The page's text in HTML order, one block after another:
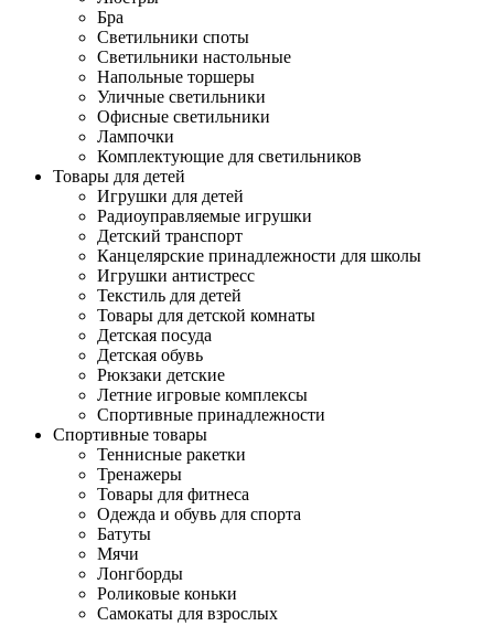
Бра
Светильники споты
Светильники настольные
Напольные торшеры
Уличные светильники
Офисные светильники
Лампочки
Комплектующие для светильников
Товары для детей
Игрушки для детей
Радиоуправляемые игрушки
Детский транспорт
Канцелярские принадлежности для школы
Игрушки антистресс
Текстиль для детей
Товары для детской комнаты
Детская посуда
Детская обувь
Рюкзаки детские
Летние игровые комплексы
Спортивные принадлежности
Спортивные товары
Теннисные ракетки
Тренажеры
Товары для фитнеса
Одежда и обувь для спорта
Батуты
Мячи
Лонгборды
Роликовые коньки
Самокаты для взрослых